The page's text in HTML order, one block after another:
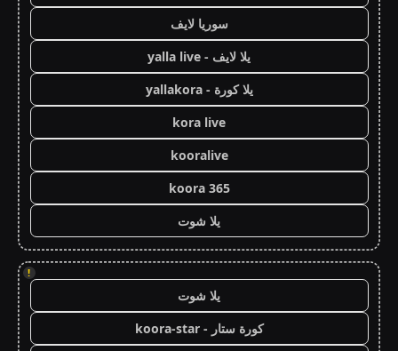
سوريا لايف
يلا لايف - yalla live
يلا كورة - yallakora
kora live
kooralive
koora 365
يلا شوت
!
يلا شوت
كورة ستار - koora-star